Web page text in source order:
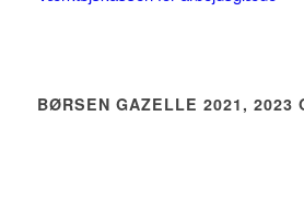
BØRSEN GAZELLE 2021, 2023